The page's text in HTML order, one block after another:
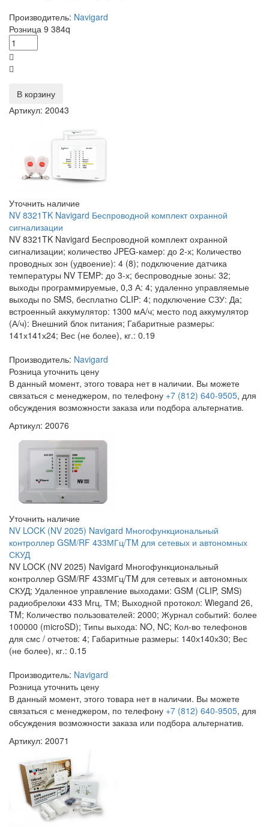
Производитель: Navigard
Розница 9 384q
В корзину
Артикул: 20043
Уточнить наличие
NV 8321TK Navigard Беспроводной комплект охранной
сигнализации
NV 8321TK Navigard Беспроводной комплект охранной
сигнализации; количество JPEG-камер: до 2-х; Количество
проводных зон (удвоение): 4 (8); подключение датчика
температуры NV TEMP: до 3-х; беспроводные зоны: 32;
выходы программируемые, 0,3 А: 4; удаленно управляемые
выходы по SMS, бесплатно CLIP: 4; подключение СЗУ: Да;
встроенный аккумулятор: 1300 мА/ч; место под аккумулятор
(А/ч): Внешний блок питания; Габаритные размеры:
141х141х24; Вес (не более), кг.: 0.19
Производитель: Navigard
Розница уточнить цену
В данный момент, этого товара нет в наличии. Вы можете
связаться с менеджером, по телефону +7 (812) 640-9505, для
обсуждения возможности заказа или подбора альтернатив.
Артикул: 20076
Уточнить наличие
NV LOCK (NV 2025) Navigard Многофункциональный
контроллер GSM/RF 433МГц/TM для сетевых и автономных
СКУД
NV LOCK (NV 2025) Navigard Многофункциональный
контроллер GSM/RF 433МГц/TM для сетевых и автономных
СКУД; Удаленное управление выходами: GSM (CLIP, SMS)
радиобрелоки 433 Мгц, ТМ; Выходной протокол: Wiegand 26,
TM; Количество пользователей: 2000; Журнал событий: более
100000 (microSD); Типы выхода: NO, NC; Кол-во телефонов
для смс / отчетов: 4; Габаритные размеры: 140х140х30; Вес
(не более), кг.: 0.15
Производитель: Navigard
Розница уточнить цену
В данный момент, этого товара нет в наличии. Вы можете
связаться с менеджером, по телефону +7 (812) 640-9505, для
обсуждения возможности заказа или подбора альтернатив.
Артикул: 20071